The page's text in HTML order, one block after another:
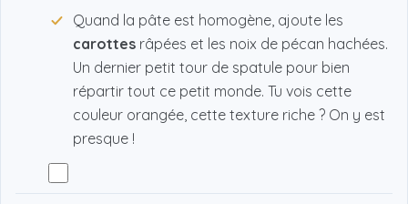
Quand la pâte est homogène, ajoute les
carottes râpées et les noix de pécan hachées.
Un dernier petit tour de spatule pour bien
répartir tout ce petit monde. Tu vois cette
couleur orangée, cette texture riche ? On y est
presque !